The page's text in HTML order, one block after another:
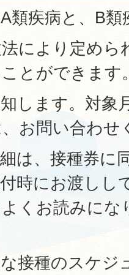
類疾病と、B
により定めら
とができます
します。対象
お問い合わせ
は、接種券に
時にお渡しし
くお読みにな
接種のスケジ